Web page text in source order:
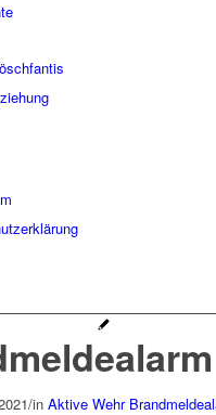
/in Aktive Wehr